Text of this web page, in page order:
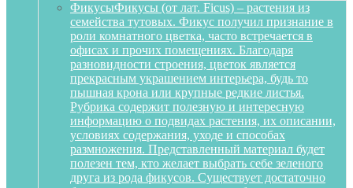
ФикусыФикусы (от лат. Ficus) – растения из
семейства тутовых. Фикус получил признание в
роли комнатного цветка, часто встречается в
офисах и прочих помещениях. Благодаря
разновидности строения, цветок является
прекрасным украшением интерьера, будь то
пышная крона или крупные редкие листья.
Рубрика содержит полезную и интересную
информацию о подвидах растения, их описании,
условиях содержания, уходе и способах
размножения. Представленный материал будет
полезен тем, кто желает выбрать себе зеленого
друга из рода фикусов. Существует достаточно